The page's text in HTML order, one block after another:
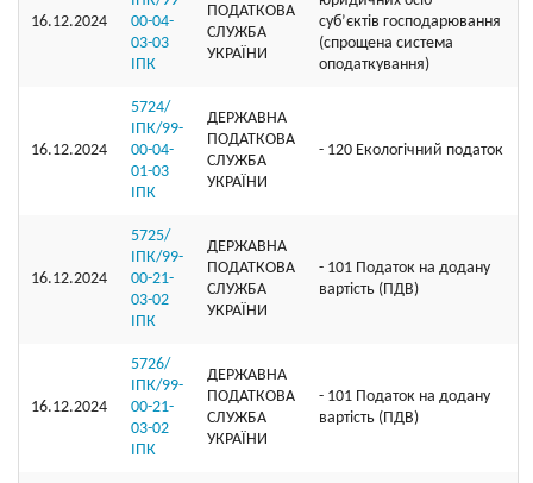
16.12.2024
00-04-
03-03
ІПК
ПОДАТКОВА
СЛУЖБА
УКРАЇНИ
суб’єктів господарювання
(спрощена система
оподаткування)
16.12.2024
5724/
ІПК/99-
00-04-
01-03
ІПК
ДЕРЖАВНА
ПОДАТКОВА
СЛУЖБА
УКРАЇНИ
- 120 Екологічний податок
16.12.2024
5725/
ІПК/99-
00-21-
03-02
ІПК
ДЕРЖАВНА
ПОДАТКОВА
СЛУЖБА
УКРАЇНИ
- 101 Податок на додану
вартість (ПДВ)
16.12.2024
5726/
ІПК/99-
00-21-
03-02
ІПК
ДЕРЖАВНА
ПОДАТКОВА
СЛУЖБА
УКРАЇНИ
- 101 Податок на додану
вартість (ПДВ)